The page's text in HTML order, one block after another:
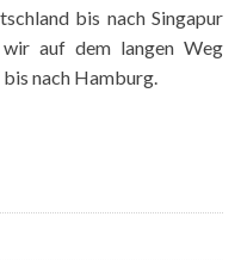
bis nach Singapur
auf dem langen Weg
nach Hamburg.